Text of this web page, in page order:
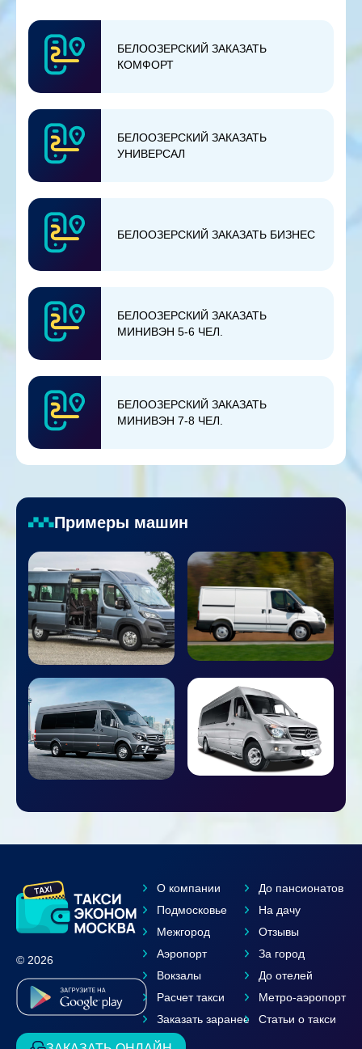
БЕЛООЗЕРСКИЙ ЗАКАЗАТЬ
КОМФОРТ
БЕЛООЗЕРСКИЙ ЗАКАЗАТЬ
УНИВЕРСАЛ
БЕЛООЗЕРСКИЙ ЗАКАЗАТЬ БИЗНЕС
БЕЛООЗЕРСКИЙ ЗАКАЗАТЬ
МИНИВЭН 5-6 ЧЕЛ.
БЕЛООЗЕРСКИЙ ЗАКАЗАТЬ
МИНИВЭН 7-8 ЧЕЛ.
Примеры машин
© 2026
О компании
Подмосковье
Межгород
Аэропорт
Вокзалы
Расчет такси
Заказать заранее
До пансионатов
На дачу
Отзывы
За город
До отелей
Метро-аэропорт
Статьи о такси